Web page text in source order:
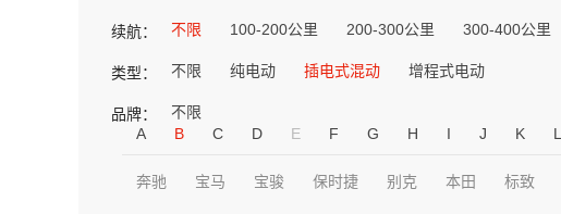
续航： 不限 100-200公里 200-300公里 300-400公里
类型： 不限 纯电动 插电式混动 增程式电动
品牌：
不限
A
B C D E F G H I J K L
奔驰 宝马 宝骏 保时捷 别克 本田 标致